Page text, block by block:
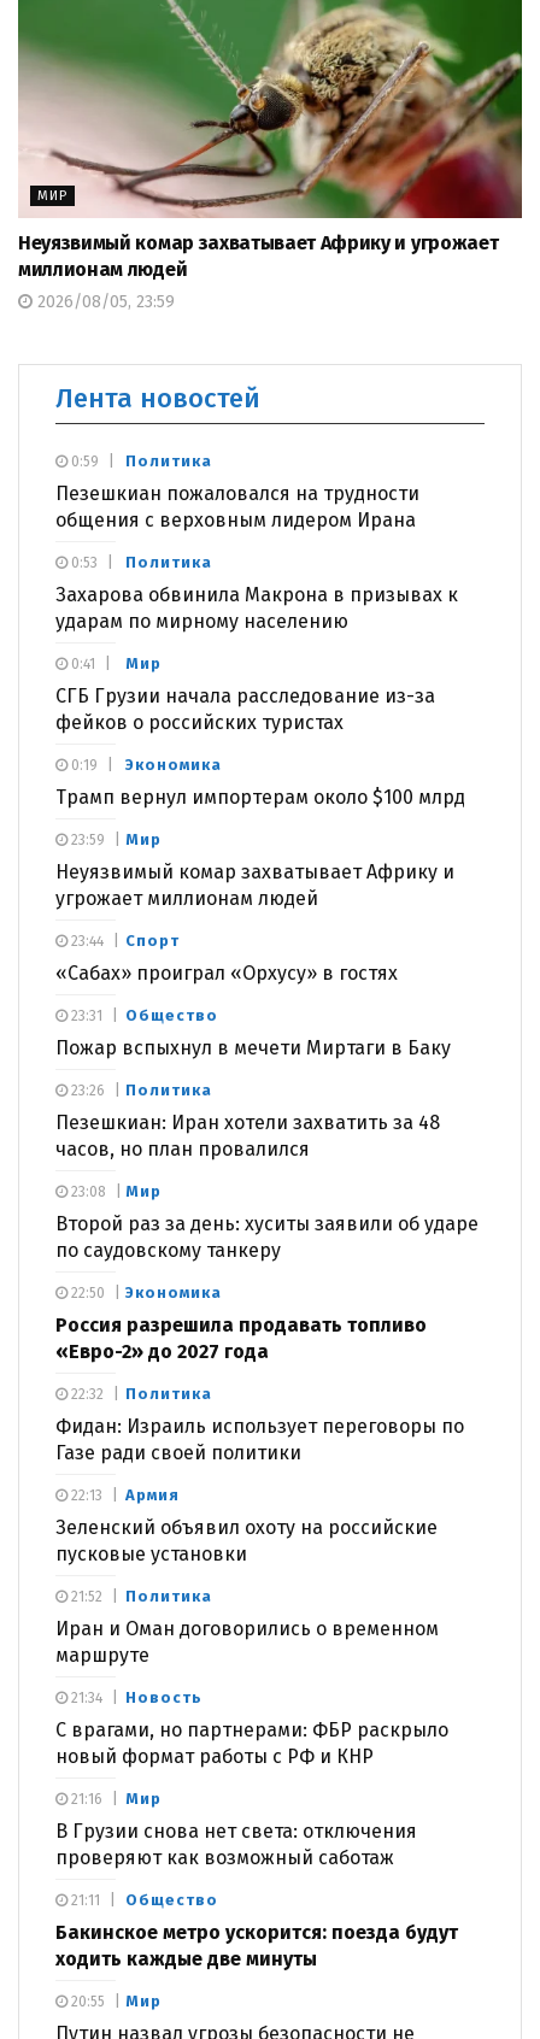
МИР
Неуязвимый комар захватывает Африку и угрожает
миллионам людей
2026/08/05, 23:59
Лента новостей
Политика
Пезешкиан пожаловался на трудности
общения с верховным лидером Ирана
0:59
Политика
Захарова обвинила Макрона в призывах к
ударам по мирному населению
0:53
Мир
СГБ Грузии начала расследование из-за
фейков о российских туристах
0:41
Экономика
Трамп вернул импортерам около $100 млрд
0:19
Мир
Неуязвимый комар захватывает Африку и
угрожает миллионам людей
23:59
Спорт
«Сабах» проиграл «Орхусу» в гостях
23:44
Общество
Пожар вспыхнул в мечети Миртаги в Баку
23:31
Политика
Пезешкиан: Иран хотели захватить за 48
часов, но план провалился
23:26
Мир
Второй раз за день: хуситы заявили об ударе
по саудовскому танкеру
23:08
Экономика
Россия разрешила продавать топливо
«Евро-2» до 2027 года
22:50
Политика
Фидан: Израиль использует переговоры по
Газе ради своей политики
22:32
Армия
Зеленский объявил охоту на российские
пусковые установки
22:13
Политика
Иран и Оман договорились о временном
маршруте
21:52
Новость
С врагами, но партнерами: ФБР раскрыло
новый формат работы с РФ и КНР
21:34
Мир
В Грузии снова нет света: отключения
проверяют как возможный саботаж
21:16
Общество
Бакинское метро ускорится: поезда будут
ходить каждые две минуты
21:11
Мир
Путин назвал угрозы безопасности не
20:55